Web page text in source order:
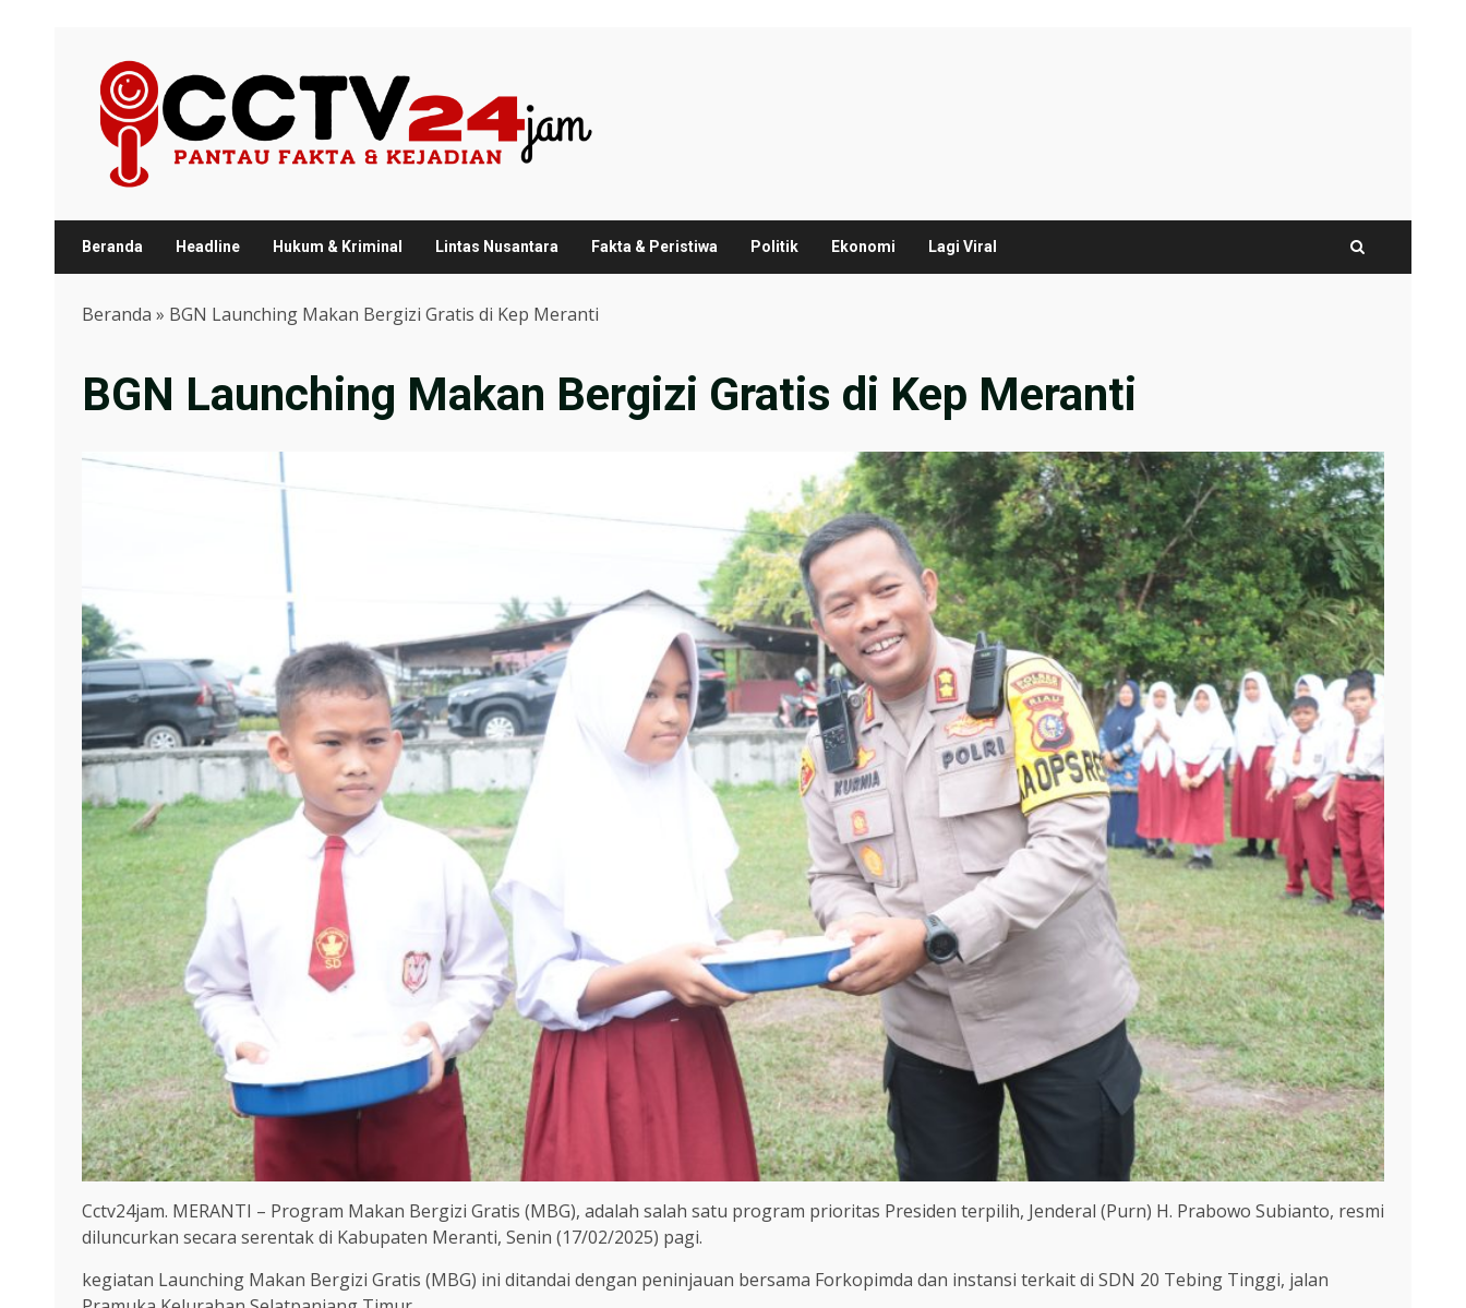
content
Beranda Headline Hukum & Kriminal Lintas Nusantara Fakta & Peristiwa Politik Ekonomi Lagi Viral
Beranda » BGN Launching Makan Bergizi Gratis di Kep Meranti
BGN Launching Makan Bergizi Gratis di Kep Meranti
Cctv24jam. MERANTI – Program Makan Bergizi Gratis (MBG), adalah salah satu program prioritas Presiden terpilih, Jenderal (Purn) H. Prabowo Subianto, resmi
diluncurkan secara serentak di Kabupaten Meranti, Senin (17/02/2025) pagi.
kegiatan Launching Makan Bergizi Gratis (MBG) ini ditandai dengan peninjauan bersama Forkopimda dan instansi terkait di SDN 20 Tebing Tinggi, jalan